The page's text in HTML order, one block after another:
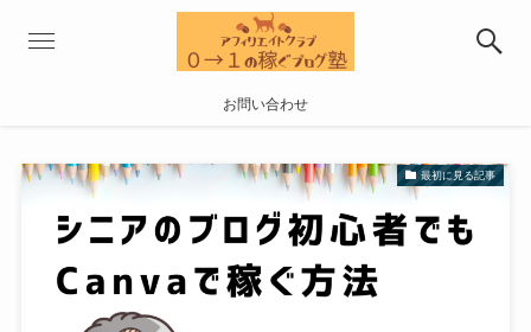
お問い合わせ
最初に見る記事